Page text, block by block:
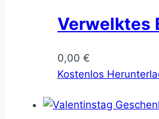
Verwelktes
0,00 €
Kostenlos